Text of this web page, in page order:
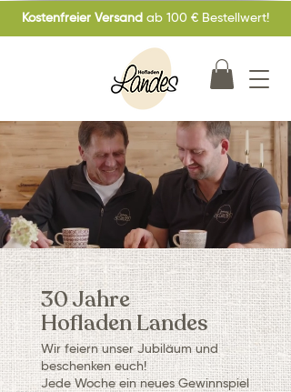
Kostenfreier Versand ab 100 € Bestellwert!
30 Jahre
Hofladen Landes
Wir feiern unser Jubiläum und
beschenken euch!
Jede Woche ein neues Gewinnspiel